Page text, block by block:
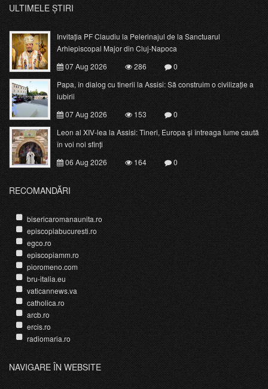
ULTIMELE ȘTIRI
Invitația PF Claudiu la Pelerinajul de la Sanctuarul
Arhiepiscopal Major din Cluj-Napoca
07 Aug 2026
286
0
Papa, în dialog cu tinerii la Assisi: Să construim o civilizație a
iubirii
07 Aug 2026
153
0
Leon al XIV-lea la Assisi: Tineri, Europa și întreaga lume caută
în voi noi sfinți
06 Aug 2026
164 0
RECOMANDĂRI
bisericaromanaunita.ro
episcopiabucuresti.ro
egco.ro
episcopiamm.ro
pioromeno.com
bru-italia.eu
vaticannews.va
catholica.ro
arcb.ro
ercis.ro
radiomaria.ro
NAVIGARE ÎN WEBSITE